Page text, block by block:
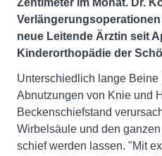
Zentimeter im Monat. Dr.
neue Leitende Ärztin seit
Kinderorthopädie der
Unterschiedlich lange Beine
Abnutzungen von Knie und
Beckenschiefstand
Wirbelsäule und den
schief werden lassen. "Mit